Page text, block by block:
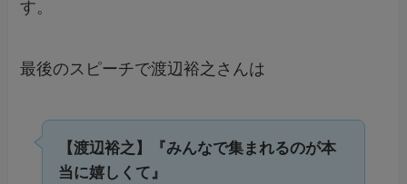
す。
最後のスピーチで渡辺裕之さんは
【渡辺裕之】『みんなで集まれるのが本
当に嬉しくて』